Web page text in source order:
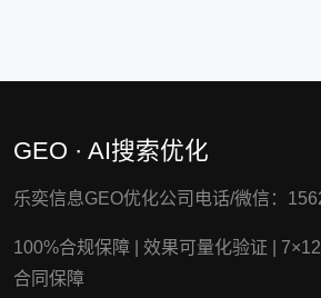
GEO · AI搜索优化
乐奕信息GEO优化公司电话/微信：
100%合规保障 效果可量化验证
合同保障